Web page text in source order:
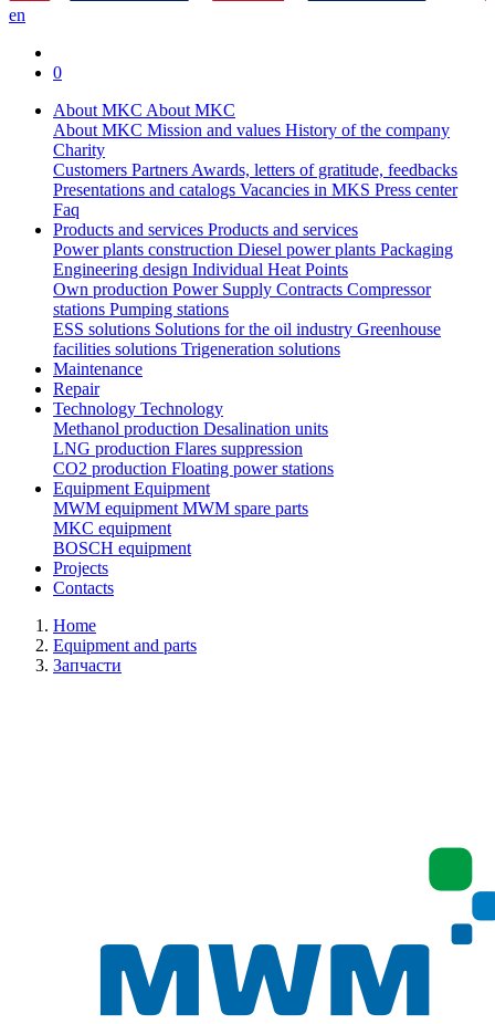
en
0
About MKC About MKC
About MKC Mission and values History of the company
Charity
Customers PartnersAwards, letters of gratitude, feedbacks
Presentations and catalogs Vacancies in MKS Press center
Faq
Products and services Products and services
Power plants construction Diesel power plants Packaging
Engineering design Individual Heat Points
Own production Power Supply Contracts Compressor
stations Pumping stations
ESS solutions Solutions for the oil industry Greenhouse
facilities solutions Trigeneration solutions
Maintenance
Repair
Technology Technology
Methanol production Desalination units
LNG production Flares suppression
СО2 production Floating power stations
EquipmentEquipment
MWM equipmentMWM spare parts
MKC equipment
BOSCH equipment
Projects
Contacts
Home
Equipment and parts
Запчасти